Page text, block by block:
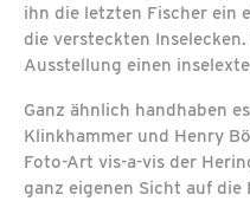
ihn die letzten Fischer ein
die versteckten
Ausstellung einen
Ganz ähnlich handhaben
Klinkhammer und Henry
Foto-Art vis-a-vis der
ganz eigenen Sicht auf die